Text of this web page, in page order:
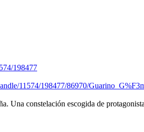
198477
11574/198477/86970/
Una constelación escogida de